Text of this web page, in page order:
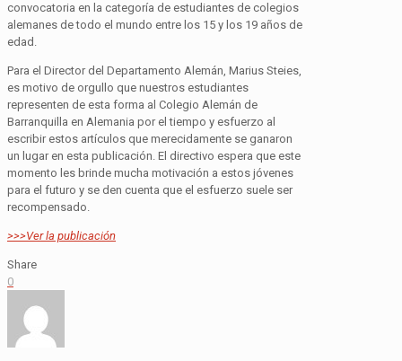
convocatoria en la categoría de estudiantes de colegios
alemanes de todo el mundo entre los 15 y los 19 años de
edad.
Para el Director del Departamento Alemán, Marius Steies,
es motivo de orgullo que nuestros estudiantes
representen de esta forma al Colegio Alemán de
Barranquilla en Alemania por el tiempo y esfuerzo al
escribir estos artículos que merecidamente se ganaron
un lugar en esta publicación. El directivo espera que este
momento les brinde mucha motivación a estos jóvenes
para el futuro y se den cuenta que el esfuerzo suele ser
recompensado.
>>>Ver la publicación
Share
0